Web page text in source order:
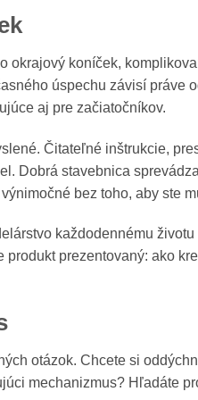
okrajový koníček,
úspechu závisí práve
aj pre začiatočníkov.
Čitateľné inštrukcie,
Dobrá stavebnica
bez toho, aby ste
každodennému
prezentovaný: ako
otázok. Chcete si
mechanizmus? Hľadáte